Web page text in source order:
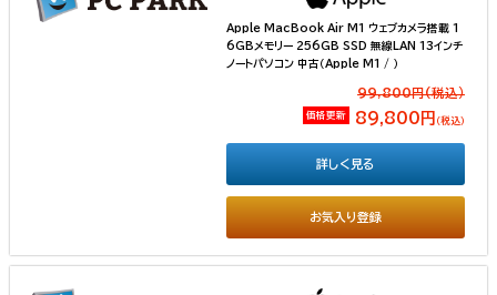
Apple MacBook Air M1 ウェブカメラ搭載 1
6GBメモリー 256GB SSD 無線LAN 13インチ
ノートパソコン 中古（Apple M1 / ）
99,800円(税込）
価格更新 89,800円 （税込）
お気入り登録
詳しく見る